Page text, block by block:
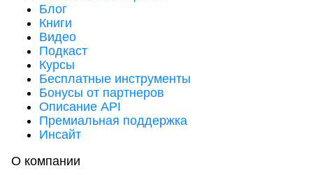
Блог
Книги
Видео
Подкаст
Курсы
Бесплатные инструменты
Бонусы от партнеров
Описание API
Премиальная поддержка
Инсайт
О компании